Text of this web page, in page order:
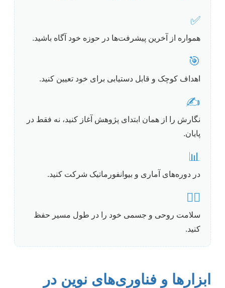
✅
همواره از آخرین پیشرفت‌ها در حوزه خود آگاه باشید.
🎯
اهداف کوچک و قابل دستیابی برای خود تعیین کنید.
✍️
نگارش را از همان ابتدای پژوهش آغاز کنید، نه فقط در
پایان.
📊
در دوره‌های آماری و بیوانفورماتیک شرکت کنید.
🧘‍♀️
سلامت روحی و جسمی خود را در طول مسیر حفظ
کنید.
ابزارها و فناوری‌های نوین در